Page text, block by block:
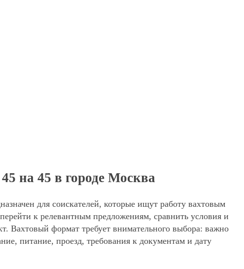
на 45 в городе Москва
для соискателей, которые ищут работу вахтовым
к релевантным предложениям, сравнить условия и
Вахтовый формат требует внимательного выбора: важно
питание, проезд, требования к документам и дату